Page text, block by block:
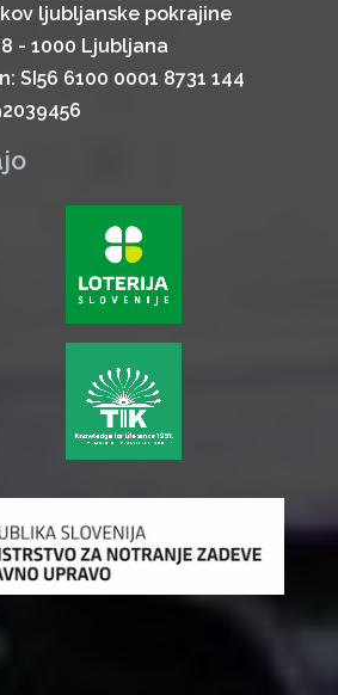
ljubljanske pokrajine
- 1000 Ljubljana
SI56 6100 0001 8731 144